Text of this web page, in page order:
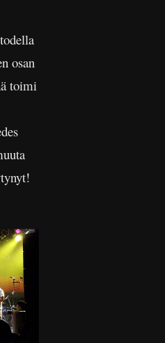
osan
toimi